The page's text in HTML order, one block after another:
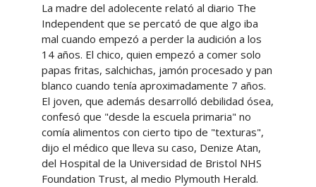
La madre del adolecente relató al diario The
Independent que se percató de que algo iba
mal cuando empezó a perder la audición a los
14 años. El chico, quien empezó a comer solo
papas fritas, salchichas, jamón procesado y pan
blanco cuando tenía aproximadamente 7 años.
El joven, que además desarrolló debilidad ósea,
confesó que "desde la escuela primaria" no
comía alimentos con cierto tipo de "texturas",
dijo el médico que lleva su caso, Denize Atan,
del Hospital de la Universidad de Bristol NHS
Foundation Trust, al medio Plymouth Herald.